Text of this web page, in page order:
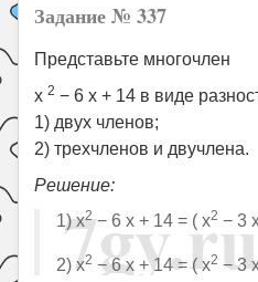
Задание № 337
Представьте многочлен
x2 − 6 x + 14 в виде
1) двух членов;
2) трехчленов и двучлена.
Решение:
1) x2− 6 x + 14 = ( x2 − 3
2) x2 − 6 x + 14 = ( x2 − 3